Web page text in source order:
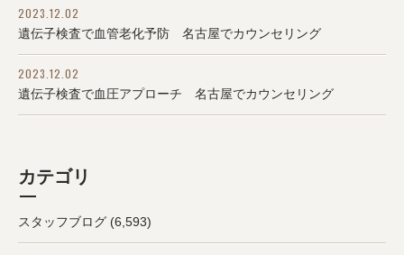
2023.12.02
遺伝子検査で血管老化予防 名古屋でカウンセリング
2023.12.02
遺伝子検査で血圧アプローチ 名古屋でカウンセリング
カテゴリ
スタッフブログ (6,593)